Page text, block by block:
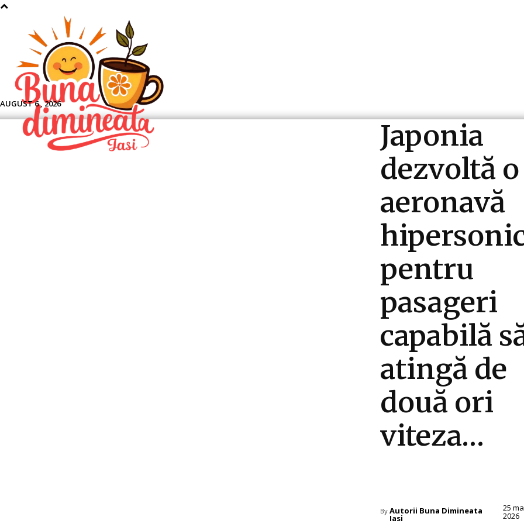
AUGUST 6 , 2026
Japonia
dezvoltă o
aeronavă
pentru
pasageri
capabilă
atingă de
două ori
viteza…
By Autorii Buna Dimineata
Iasi
25
2026